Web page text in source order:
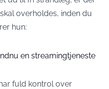
overholdes, inden du
hun:
en streamingtjeneste
fuld kontrol over